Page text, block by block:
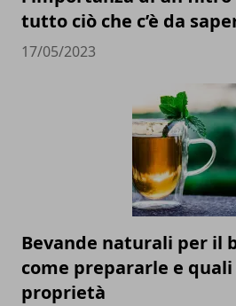
tutto ciò che c’è da
17/05/2023
Bevande naturali per il
come prepararle e
proprietà